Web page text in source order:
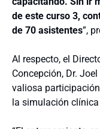
de este curso 3,
de 70 asistentes”,
Al respecto, el
Concepción, Dr.
valiosa
la simulación